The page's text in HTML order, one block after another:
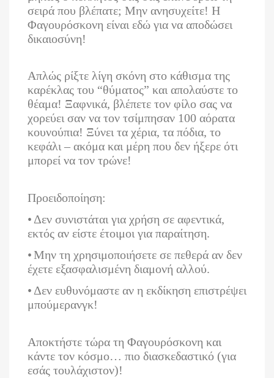
σειρά που βλέπατε; Μην ανησυχείτε! Η
Φαγουρόσκονη είναι εδώ για να αποδώσει
δικαιοσύνη!
Απλώς ρίξτε λίγη σκόνη στο κάθισμα της
καρέκλας του “θύματος” και απολαύστε το
θέαμα! Ξαφνικά, βλέπετε τον φίλο σας να
χορεύει σαν να τον τσίμπησαν 100 αόρατα
κουνούπια! Ξύνει τα χέρια, τα πόδια, το
κεφάλι – ακόμα και μέρη που δεν ήξερε ότι
μπορεί να τον τρώνε!
Προειδοποίηση:
• Δεν συνιστάται για χρήση σε αφεντικά,
εκτός αν είστε έτοιμοι για παραίτηση.
•Μην τη χρησιμοποιήσετε σε πεθερά αν δεν
έχετε εξασφαλισμένη διαμονή αλλού.
• Δεν ευθυνόμαστε αν η εκδίκηση επιστρέψει
μπούμερανγκ!
Αποκτήστε τώρα τη Φαγουρόσκονη και
κάντε τον κόσμο… πιο διασκεδαστικό (για
εσάς τουλάχιστον)!